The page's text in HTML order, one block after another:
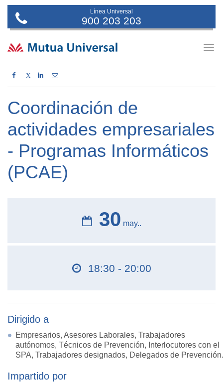
Línea Universal
900 203 203
X
Coordinación de
actividades empresariales
- Programas Informáticos
(PCAE)
30 may..
18:30 - 20:00
Dirigido a
Empresarios, Asesores Laborales, Trabajadores
autónomos, Técnicos de Prevención, Interlocutores con el
SPA, Trabajadores designados, Delegados de Prevención.
Impartido por